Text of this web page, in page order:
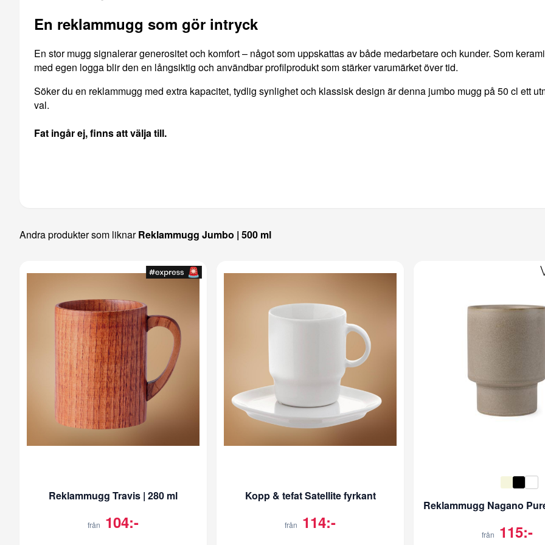
En reklammugg som gör intryck
En stor mugg signalerar generositet och komfort – något som uppskattas av både medarbetare och kunder. Som
med egen logga blir den en långsiktig och användbar profilprodukt som stärker varumärket över tid.
Söker du en reklammugg med extra kapacitet, tydlig synlighet och klassisk design är denna jumbo mugg på 50 cl ett
val.
Fat ingår ej, finns att välja till.
Andra produkter som liknarReklammugg Jumbo | 500 ml
Reklammugg Travis | 280 ml
från 104:-
Kopp & tefat Satellite fyrkant
från 114:-
från 115:-